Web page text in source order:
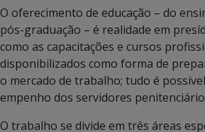
O oferecimento de educação – do
pós-graduação – é realidade em
como as capacitações e cursos
disponibilizados como forma de
o mercado de trabalho; tudo é
empenho dos servidores
O trabalho se divide em três áreas